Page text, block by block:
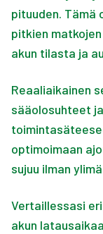
pituuden. Tämä
pitkien
akun tilasta ja
Reaaliaikainen
sääolosuhteet
optimoimaan
sujuu ilman
Vertaillessasi
akun